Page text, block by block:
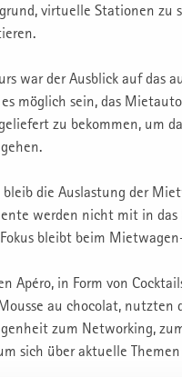
virtuelle Stationen zu
war der Ausblick auf das
möglich sein, das
zu bekommen, um
die Auslastung der
werden nicht mit in das
bleibt beim
Apéro, in Form von
au chocolat, nutzten
zum Networking,
sich über aktuelle Themen